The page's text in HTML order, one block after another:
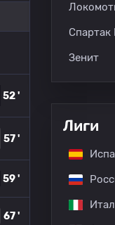
52 '
57 '
59 '
67 '
Спартак
Зенит
Лиги